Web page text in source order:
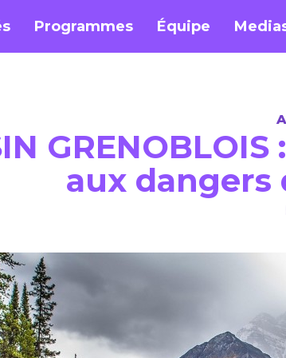
Programmes Équipe
aux dangers